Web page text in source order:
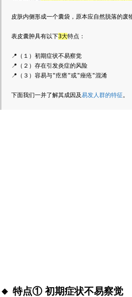
皮肤内侧形成一个囊袋，原本应自然脱落的废
表皮囊肿具有以下3大特点：
📍（１）初期症状不易察觉
📍（２）存在引发炎症的风险
📍（３）容易与"疙瘩"或"痤疮"混淆
下面我们一并了解其成因及易发人群的特征。
🔸 特点① 初期症状不易察觉